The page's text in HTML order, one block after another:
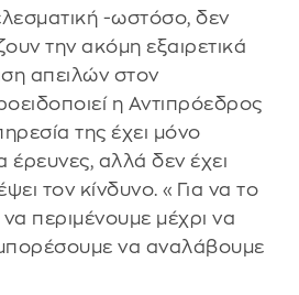
-ωστόσο, δεν
την ακόμη εξαιρετικά
απειλών στον
η Αντιπρόεδρος
της έχει μόνο
έρευνες, αλλά δεν έχει
τον κίνδυνο. «Για να το
περιμένουμε μέχρι να
μπορέσουμε να αναλάβουμε